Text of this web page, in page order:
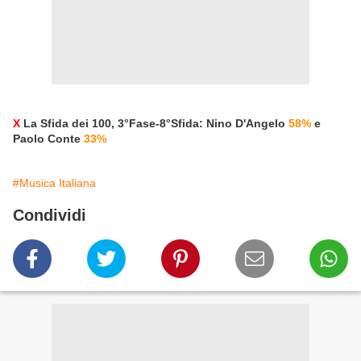
X La Sfida dei 100, 3°Fase-8°Sfida: Nino D'Angelo 58% e
Paolo Conte 33%
#Musica Italiana
Condividi